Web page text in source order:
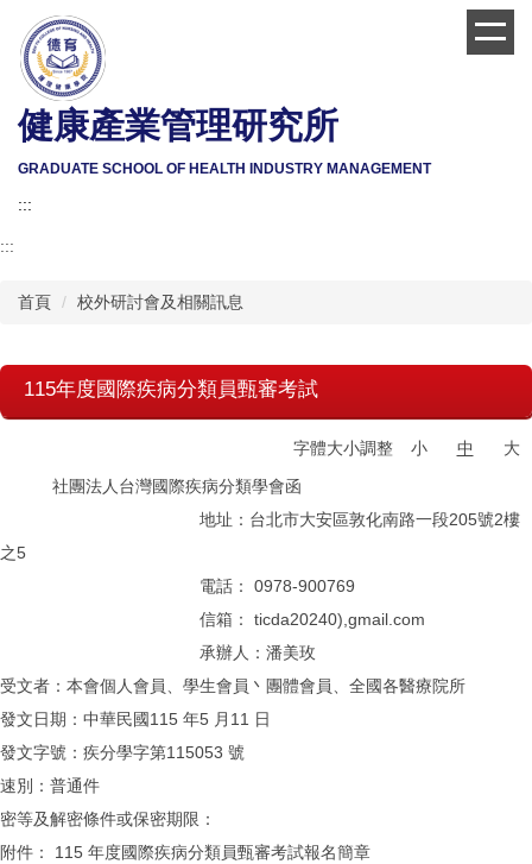
到
主
內
容
區
健康產業管理研究所
GRADUATE SCHOOL OF HEALTH INDUSTRY MANAGEMENT
:::
:::
首頁 校外研討會及相關訊息
115年度國際疾病分類員甄審考試
字體大小調整 小 中
大
社團法人台灣國際疾病分類學會函
地址：台北市大安區敦化南路一段205號2樓
之5
電話： 0978-900769
信箱： ticda20240),gmail.com
承辦人：潘美玫
受文者：本會個人會員、學生會員丶團體會員、全國各醫療院所
發文日期：中華民國115 年5 月11 日
發文字號：疾分學字第115053 號
速別：普通件
密等及解密條件或保密期限：
附件： 115 年度國際疾病分類員甄審考試報名簡章